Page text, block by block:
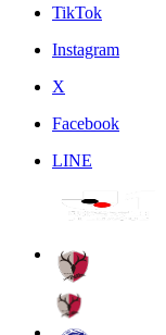
TikTok
Instagram
X
Facebook
LINE